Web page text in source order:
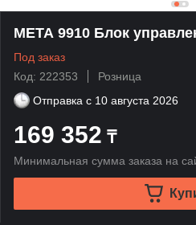
МЕТА 9910 Блок
Под заказ
Код: 222353
Розница
Отправка с 10 августа 2026
169 352 ₸
Минимальная сумма заказа на